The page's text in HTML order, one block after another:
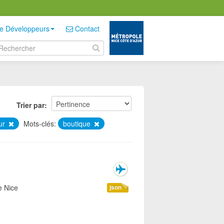
Développeurs Contact
Trier par
Mots-clés: boutique
json
Nice